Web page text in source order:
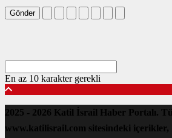
Gönder
En az 10 karakter gerekli
2025 - 2026 Katil İsrail Haber Portalı.
www.katilisrail.com sitesindeki içerikler,